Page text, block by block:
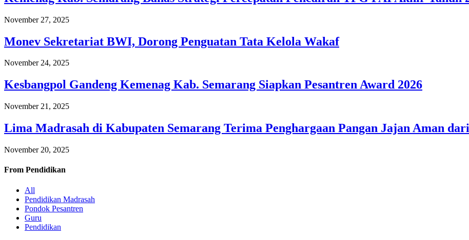
November 27, 2025
Monev Sekretariat BWI, Dorong Penguatan Tata Kelola Wakaf
November 24, 2025
Kesbangpol Gandeng Kemenag Kab. Semarang Siapkan Pesantren Award 2026
November 21, 2025
Lima Madrasah di Kabupaten Semarang Terima Penghargaan Pangan Jajan Aman
November 20, 2025
From Pendidikan
All
Pendidikan Madrasah
Pondok Pesantren
Guru
Pendidikan